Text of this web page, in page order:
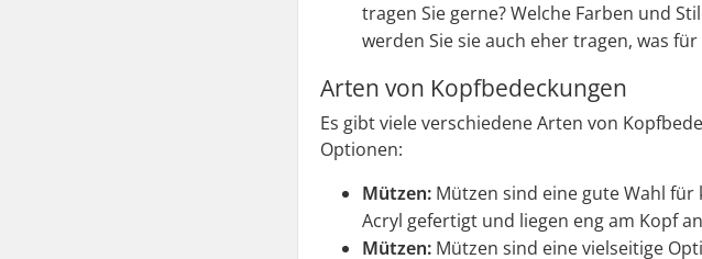
tragen Sie gerne? Welche Farben und
werden Sie sie auch eher tragen, was
Arten von Kopfbedeckungen
Es gibt viele verschiedene Arten von
Optionen:
Mützen: Mützen sind eine gute Wahl
Acryl gefertigt und liegen eng am Kopf
Mützen: Mützen sind eine vielseitige